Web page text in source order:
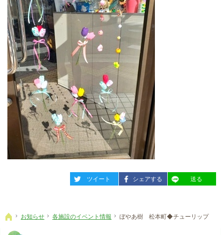
entry1693
ツイート entry1693
シェアする entry1693
送る
ホーム
お知らせ 各施設のイベント情報 ぼやあ樹 松本町◆チューリップ